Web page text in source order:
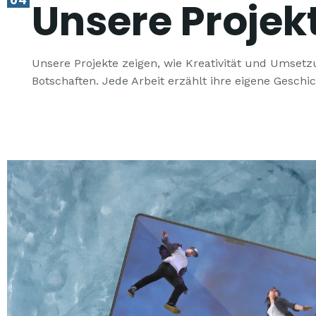
Unsere
Unsere Projekte zeigen, wie Kreativität und
Botschaften. Jede Arbeit erzählt ihre eigene